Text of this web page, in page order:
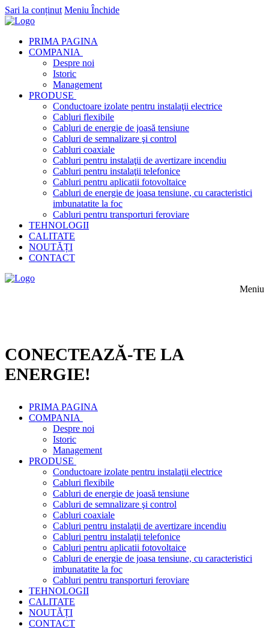
Sari la conținut Meniu Închide
PRIMA PAGINA
COMPANIA
Despre noi
Istoric
Management
PRODUSE
Conductoare izolate pentru instalaţii electrice
Cabluri flexibile
Cabluri de energie de joasă tensiune
Cabluri de semnalizare şi control
Cabluri coaxiale
Cabluri pentru instalaţii de avertizare incendiu
Cabluri pentru instalaţii telefonice
Cabluri pentru aplicatii fotovoltaice
Cabluri de energie de joasa tensiune, cu caracteristici
imbunatatite la foc
Cabluri pentru transporturi feroviare
TEHNOLOGII
CALITATE
NOUTĂȚI
CONTACT
Meniu
CONECTEAZĂ-TE LA
ENERGIE!
PRIMA PAGINA
COMPANIA
Despre noi
Istoric
Management
PRODUSE
Conductoare izolate pentru instalaţii electrice
Cabluri flexibile
Cabluri de energie de joasă tensiune
Cabluri de semnalizare şi control
Cabluri coaxiale
Cabluri pentru instalaţii de avertizare incendiu
Cabluri pentru instalaţii telefonice
Cabluri pentru aplicatii fotovoltaice
Cabluri de energie de joasa tensiune, cu caracteristici
imbunatatite la foc
Cabluri pentru transporturi feroviare
TEHNOLOGII
CALITATE
NOUTĂȚI
CONTACT